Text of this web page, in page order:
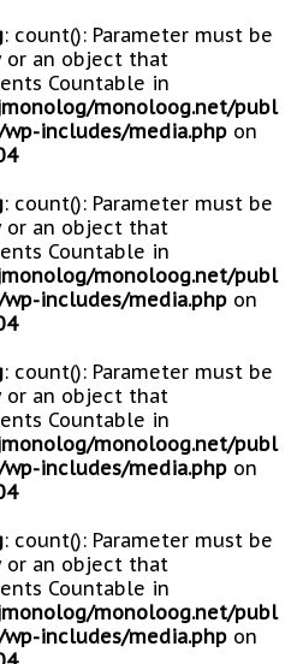
: count(): Parameter must be
or an object that
Countable in
monoloog.net/publ
includes/media.php on
: count(): Parameter must be
or an object that
Countable in
monoloog.net/publ
includes/media.php on
: count(): Parameter must be
or an object that
Countable in
monoloog.net/publ
includes/media.php on
: count(): Parameter must be
or an object that
Countable in
monoloog.net/publ
includes/media.php on